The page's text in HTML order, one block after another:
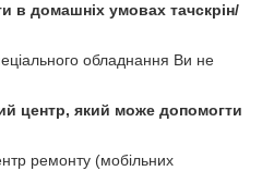
в домашніх умовах тачскрін/
обладнання Ви не
центр, який може допомогти
ремонту (мобільних